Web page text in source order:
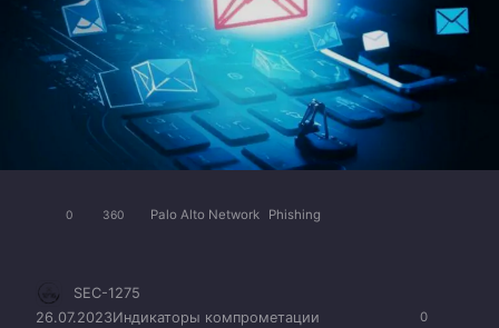
0 360 Palo Alto Network Phishing
0
SEC-1275
26.07.2023Индикаторы компрометации